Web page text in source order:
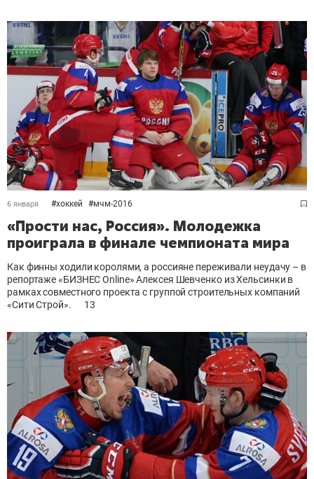
6 января #хоккей #мчм-2016
«Прости нас, Россия». Молодежка
проиграла в финале чемпионата мира
Как финны ходили королями, а россияне переживали неудачу – в
репортаже «БИЗНЕС Online» Алексея Шевченко из Хельсинки в
рамках совместного проекта с группой строительных компаний
«Сити Строй».
13